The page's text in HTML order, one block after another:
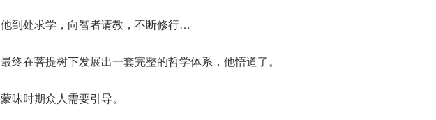
他到处求学，向智者请教，不断修行…
最终在菩提树下发展出一套完整的哲学体系，他悟道了。
蒙昧时期众人需要引导。